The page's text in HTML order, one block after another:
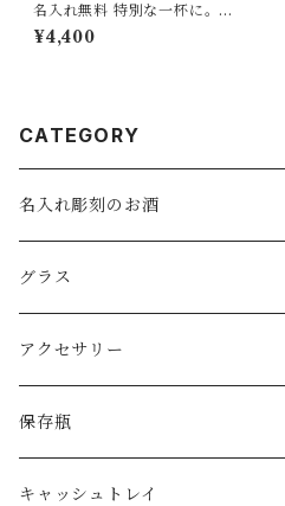
名入れ無料 特別な一杯に。野
球バッター 彫刻 ロックグラス
日本製 サンドブラスト彫刻 砂
¥4,400
CATEGORY
名入れ彫刻のお酒
スパークリングワイン
ワイン
日本酒
グラス
ロックグラス・オールドグラス
フリーグラス
ジョッキグラス・ビアグラス
アクセサリー
ピアス
ネックレス
保存瓶
１リットル
キャッシュトレイ